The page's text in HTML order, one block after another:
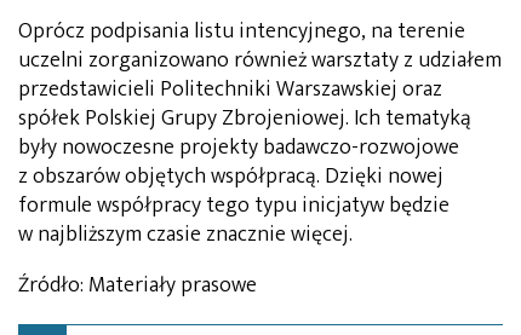
Oprócz podpisania listu intencyjnego, na terenie
uczelni zorganizowano również warsztaty z udziałem
przedstawicieli Politechniki Warszawskiej oraz
spółek Polskiej Grupy Zbrojeniowej. Ich tematyką
były nowoczesne projekty badawczo-rozwojowe
z obszarów objętych współpracą. Dzięki nowej
formule współpracy tego typu inicjatyw będzie
w najbliższym czasie znacznie więcej.
Źródło: Materiały prasowe